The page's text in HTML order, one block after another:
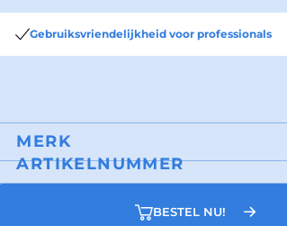
Gebruiksvriendelijkheid voor professionals
MERK
ARTIKELNUMMER
BESTEL NU!